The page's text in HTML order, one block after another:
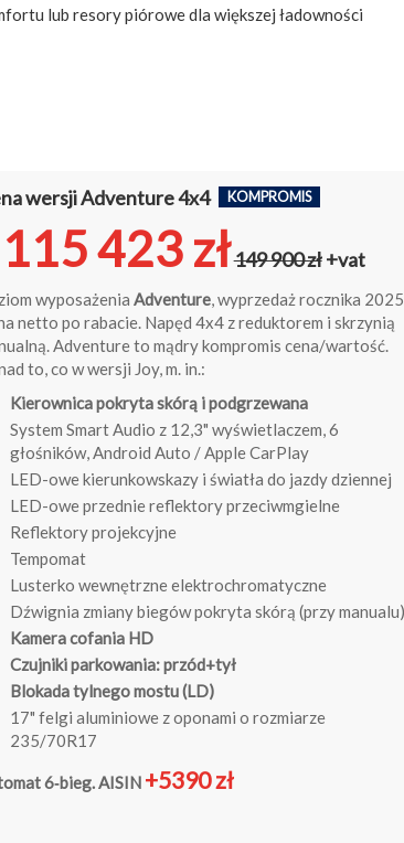
lub resory piórowe dla większej ładowności
wersji Adventure 4x4 KOMPROMIS
115 423 zł149 900 zł+vat
wyposażenia Adventure, wyprzedaż rocznika
netto po rabacie. Napęd 4x4 z reduktorem i skrzynią
Adventure to mądry kompromis cena/wartość.
to, co w wersji Joy, m. in.:
Kierownica pokryta skórą i podgrzewana
System Smart Audio z 12,3" wyświetlaczem, 6
głośników, Android Auto / Apple CarPlay
LED-owe kierunkowskazy i światła do jazdy dziennej
LED-owe przednie reflektory przeciwmgielne
Reflektory projekcyjne
Tempomat
Lusterko wewnętrzne elektrochromatyczne
Dźwignia zmiany biegów pokryta skórą (przy manualu)
Kamera cofania HD
Czujniki parkowania: przód+tył
Blokada tylnego mostu (LD)
17" felgi aluminiowe z oponami o rozmiarze
235/70R17
6‑bieg. AISIN +5390 zł